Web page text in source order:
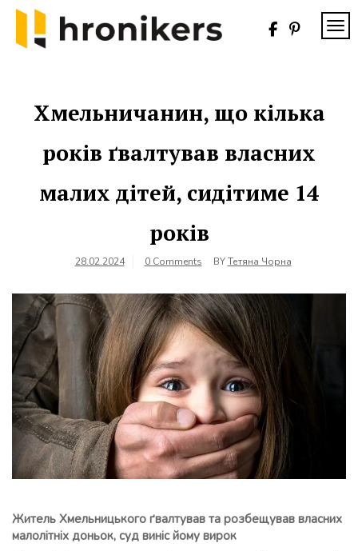
Skip
content
Хмельничанин, що кілька
років ґвалтував власних
малих дітей, сидітиме 14
років
28.02.2024 0 Comments BYТетяна Чорна
Житель Хмельницького ґвалтував та розбещував власних
малолітніх доньок, суд виніс йому вирок